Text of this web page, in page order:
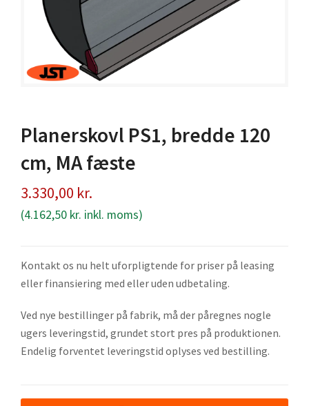
Planerskovl PS1, bredde 120
cm, MA fæste
3.330,00 kr.
(4.162,50 kr. inkl. moms)
Kontakt os nu helt uforpligtende for priser på leasing
eller finansiering med eller uden udbetaling.
Ved nye bestillinger på fabrik, må der påregnes nogle
ugers leveringstid, grundet stort pres på produktionen.
Endelig forventet leveringstid oplyses ved bestilling.